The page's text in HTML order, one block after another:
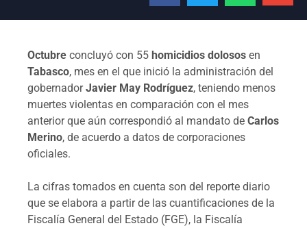
Octubre concluyó con 55 homicidios dolosos en
Tabasco, mes en el que inició la administración del
gobernadorJavier May Rodríguez, teniendo menos
muertes violentas en comparación con el mes
anterior que aún correspondió al mandato de Carlos
Merino, de acuerdo a datos de corporaciones
oficiales.
La cifras tomados en cuenta son del reporte diario
que se elabora a partir de las cuantificaciones de la
Fiscalía General del Estado (FGE), la Fiscalía